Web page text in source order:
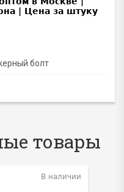
болт
товары
В наличии